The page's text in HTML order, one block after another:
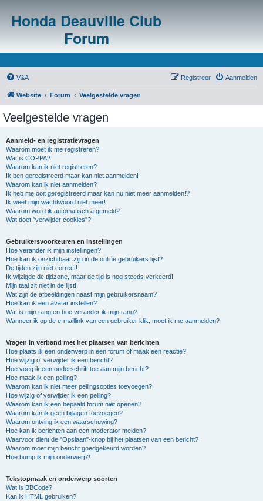
Honda Deauville Club
Forum
V&A Aanmelden
Registreer
Website Forum Veelgestelde vragen
Veelgestelde vragen
Aanmeld- en registratievragen
Waarom moet ik me registreren?
Wat is COPPA?
Waarom kan ik niet registreren?
Ik ben geregistreerd maar kan niet aanmelden!
Waarom kan ik niet aanmelden?
Ik heb me ooit geregistreerd maar kan nu niet meer aanmelden!?
Ik weet mijn wachtwoord niet meer!
Waarom word ik automatisch afgemeld?
Wat doet "verwijder cookies"?
Gebruikersvoorkeuren en instellingen
Hoe verander ik mijn instellingen?
Hoe kan ik onzichtbaar zijn in de online gebruikers lijst?
De tijden zijn niet correct!
Ik wijzigde de tijdzone, maar de tijd is nog steeds verkeerd!
Mijn taal zit niet in de lijst!
Wat zijn de afbeeldingen naast mijn gebruikersnaam?
Hoe kan ik een avatar instellen?
Wat is mijn rang en hoe verander ik mijn rang?
Wanneer ik op de e-maillink van een gebruiker klik, moet ik me aanmelden?
Vragen in verband met het plaatsen van berichten
Hoe plaats ik een onderwerp in een forum of maak een reactie?
Hoe wijzig of verwijder ik een bericht?
Hoe voeg ik een onderschrift toe aan mijn bericht?
Hoe maak ik een peiling?
Waarom kan ik niet meer peilingsopties toevoegen?
Hoe wijzig of verwijder ik een peiling?
Waarom kan ik een bepaald forum niet openen?
Waarom kan ik geen bijlagen toevoegen?
Waarom ontving ik een waarschuwing?
Hoe kan ik berichten aan een moderator melden?
Waarvoor dient de "Opslaan"-knop bij het plaatsen van een bericht?
Waarom moet mijn bericht goedgekeurd worden?
Hoe bump ik mijn onderwerp?
Tekstopmaak en onderwerp soorten
Wat is BBCode?
Kan ik HTML gebruiken?